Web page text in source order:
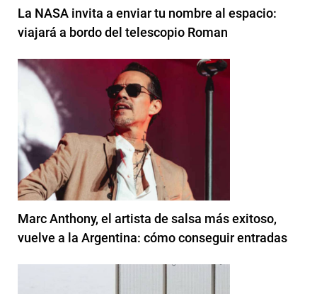
La NASA invita a enviar tu nombre al espacio:
viajará a bordo del telescopio Roman
Marc Anthony, el artista de salsa más exitoso,
vuelve a la Argentina: cómo conseguir entradas